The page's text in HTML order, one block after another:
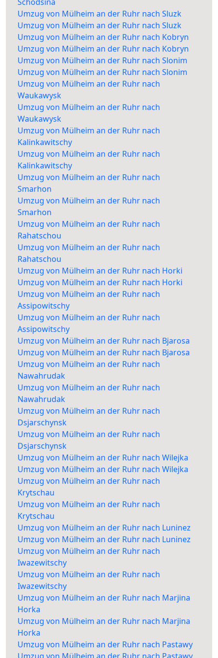
Umzug von Mülheim an der Ruhr nach Sluzk
Umzug von Mülheim an der Ruhr nach Sluzk
Umzug von Mülheim an der Ruhr nach Kobryn
Umzug von Mülheim an der Ruhr nach Kobryn
Umzug von Mülheim an der Ruhr nach Slonim
Umzug von Mülheim an der Ruhr nach Slonim
Umzug von Mülheim an der Ruhr nach
Waukawysk
Umzug von Mülheim an der Ruhr nach
Waukawysk
Umzug von Mülheim an der Ruhr nach
Kalinkawitschy
Umzug von Mülheim an der Ruhr nach
Kalinkawitschy
Umzug von Mülheim an der Ruhr nach
Smarhon
Umzug von Mülheim an der Ruhr nach
Smarhon
Umzug von Mülheim an der Ruhr nach
Rahatschou
Umzug von Mülheim an der Ruhr nach
Rahatschou
Umzug von Mülheim an der Ruhr nach Horki
Umzug von Mülheim an der Ruhr nach Horki
Umzug von Mülheim an der Ruhr nach
Assipowitschy
Umzug von Mülheim an der Ruhr nach
Assipowitschy
Umzug von Mülheim an der Ruhr nach Bjarosa
Umzug von Mülheim an der Ruhr nach Bjarosa
Umzug von Mülheim an der Ruhr nach
Nawahrudak
Umzug von Mülheim an der Ruhr nach
Nawahrudak
Umzug von Mülheim an der Ruhr nach
Dsjarschynsk
Umzug von Mülheim an der Ruhr nach
Dsjarschynsk
Umzug von Mülheim an der Ruhr nach Wilejka
Umzug von Mülheim an der Ruhr nach Wilejka
Umzug von Mülheim an der Ruhr nach
Krytschau
Umzug von Mülheim an der Ruhr nach
Krytschau
Umzug von Mülheim an der Ruhr nach Luninez
Umzug von Mülheim an der Ruhr nach Luninez
Umzug von Mülheim an der Ruhr nach
Iwazewitschy
Umzug von Mülheim an der Ruhr nach
Iwazewitschy
Umzug von Mülheim an der Ruhr nach Marjina
Horka
Umzug von Mülheim an der Ruhr nach Marjina
Horka
Umzug von Mülheim an der Ruhr nach Pastawy